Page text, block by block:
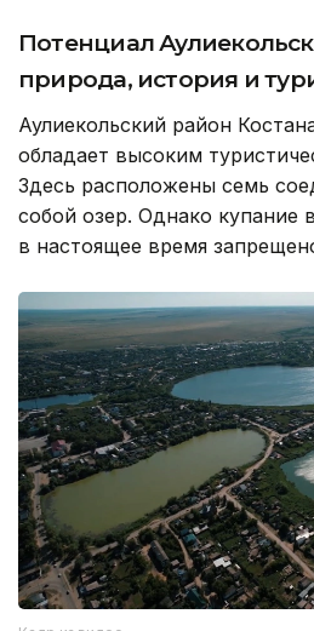
Потенциал
природа, история и
Аулиекольский район
обладает высоким
Здесь расположены семь
собой озер. Однако купание
в настоящее время